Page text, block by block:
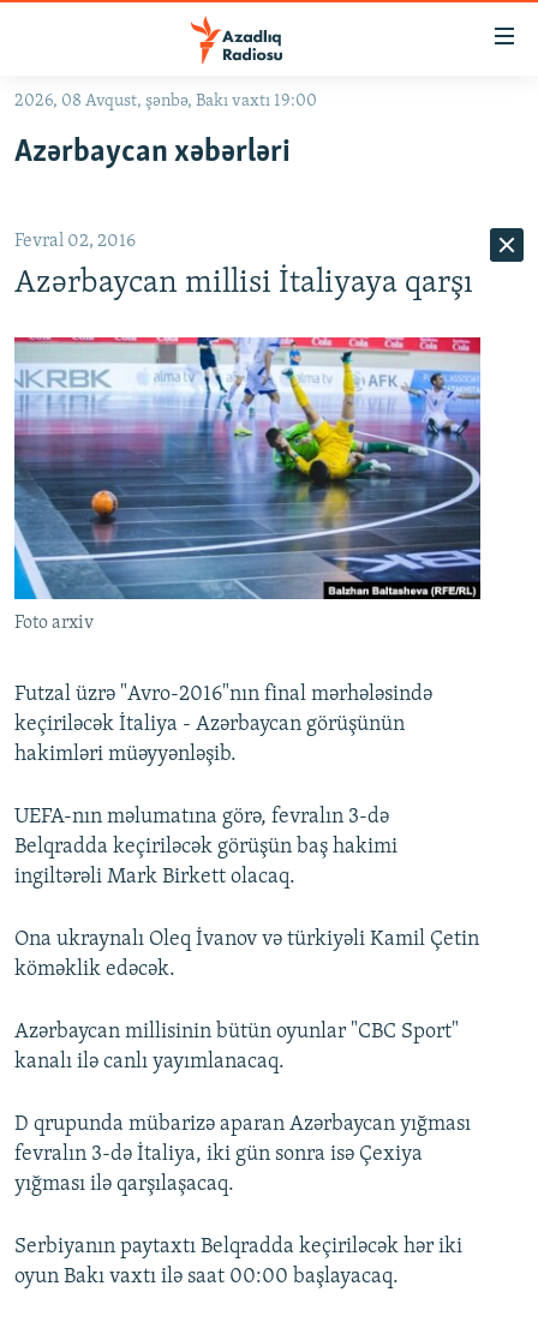
Əsas
qayıt
qayıt
Axtarışa
FƏRQƏ BAX
QANUNI DOĞRU
ARAŞDIRMA
MULTIMEDIA
VIDEO
FOTOQALEREYA
İNFOQRAFIKA
KARIKATURA
RADIO ARXIV
OXU ZALI
AZƏRBAYCAN ƏDƏBIYYATI KITABXANASI
İSLAM VƏ DEMOKRATIYA
HAQQIMIZDA
MISSIYAMIZ
PEŞƏ ETIKASI VƏ JURNALISTIKA STANDARTLARIMIZ
AZADLIQRADIOSU MOBIL TELEFONUNUZDA
BIZIMLƏ ƏLAQƏ
BIZI IZLƏ
RFE/RL-in bütün saytları
2026, 08 Avqust, şənbə, Bakı vaxtı 19:00
Azərbaycan xəbərləri
Fevral 02, 2016
Azərbaycan millisi İtaliyaya qarşı
Foto arxiv
Futzal üzrə "Avro-2016"nın final mərhələsində
keçiriləcək İtaliya - Azərbaycan görüşünün
hakimləri müəyyənləşib.
UEFA-nın məlumatına görə, fevralın 3-də
Belqradda keçiriləcək görüşün baş hakimi
ingiltərəli Mark Birkett olacaq.
Ona ukraynalı Oleq İvanov və türkiyəli Kamil Çetin
köməklik edəcək.
Azərbaycan millisinin bütün oyunlar "CBC Sport"
kanalı ilə canlı yayımlanacaq.
D qrupunda mübarizə aparan Azərbaycan yığması
fevralın 3-də İtaliya, iki gün sonra isə Çexiya
yığması ilə qarşılaşacaq.
Serbiyanın paytaxtı Belqradda keçiriləcək hər iki
oyun Bakı vaxtı ilə saat 00:00 başlayacaq.